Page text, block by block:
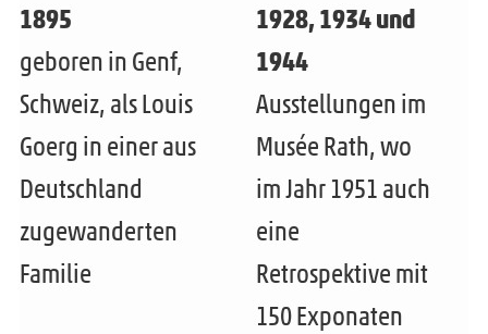
1895
geboren in Genf,
Schweiz, als Louis
Goerg in einer aus
Deutschland
zugewanderten
Familie
1928, 1934 und
1944
Ausstellungen im
Musée Rath, wo
im Jahr 1951 auch
eine
Retrospektive mit
150 Exponaten